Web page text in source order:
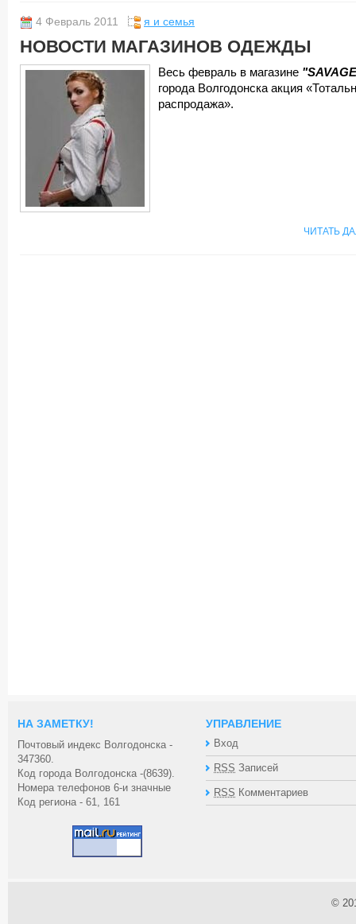
4 Февраль 2011 я и семья
НОВОСТИ МАГАЗИНОВ ОДЕЖДЫ
Весь февраль в магазине
города Волгодонска акция
распродажа».
ЧИТАТЬ
НА ЗАМЕТКУ!
Почтовый индекс Волгодонска -
347360.
Код города Волгодонска -(8639).
Номера телефонов 6-и значные
Код региона - 61, 161
УПРАВЛЕНИЕ
Вход
RSS Записей
RSS Комментариев
©